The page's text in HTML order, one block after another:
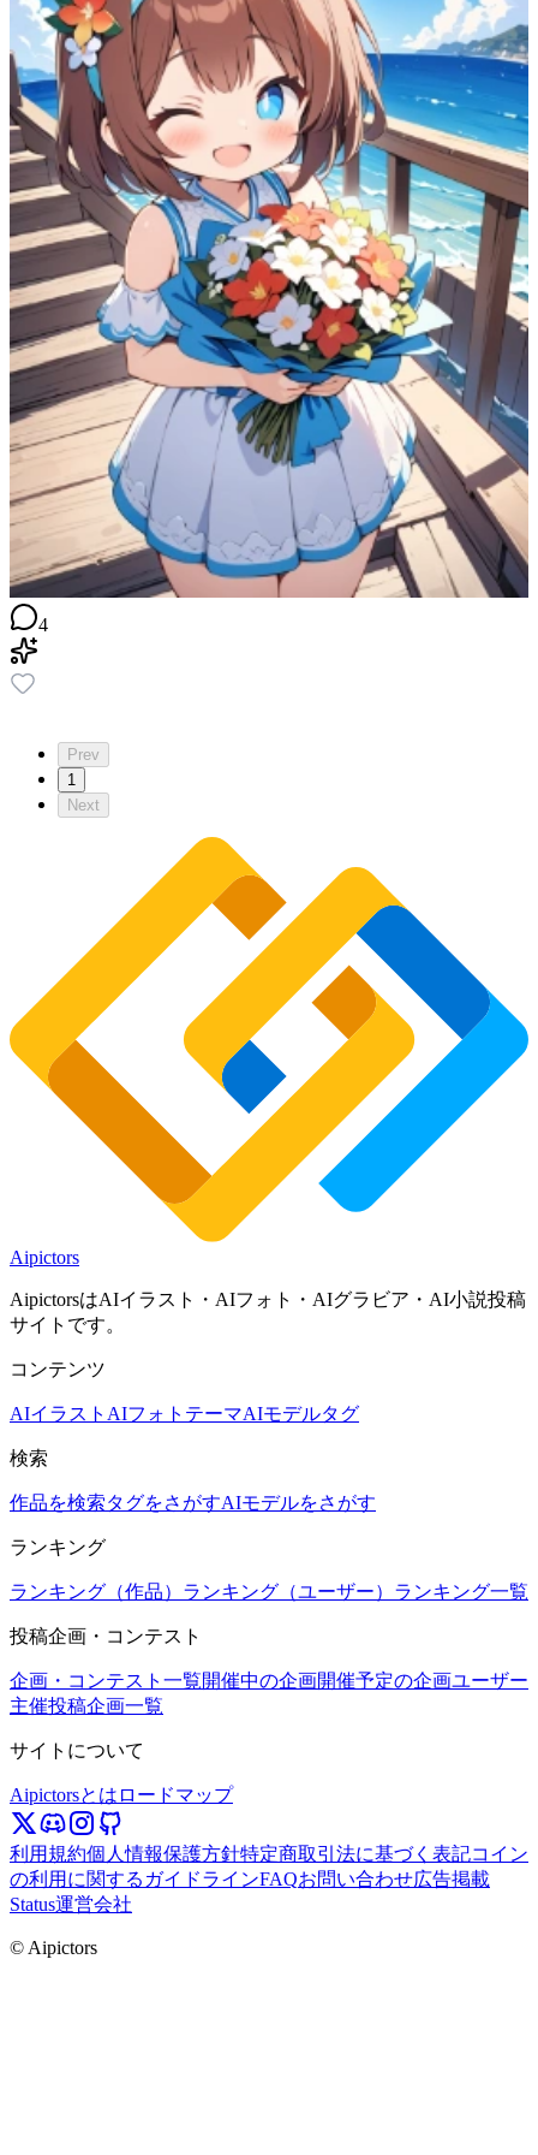
4
Prev
1
Next
Aipictors
AipictorsはAIイラスト・AIフォト・AIグラビア・AI小説投稿
サイトです。
コンテンツ
AIイラスト AIフォト テーマAIモデルタグ
検索
作品を検索タグをさがすAIモデルをさがす
ランキング
ランキング（作品） ランキング（ユーザー） ランキング一覧
投稿企画・コンテスト
企画・コンテスト一覧開催中の企画開催予定の企画ユーザー
主催投稿企画一覧
サイトについて
Aipictorsとは ロードマップ
利用規約個人情報保護方針特定商取引法に基づく表記コイン
の利用に関するガイドラインFAQお問い合わせ広告掲載
Status運営会社
© Aipictors